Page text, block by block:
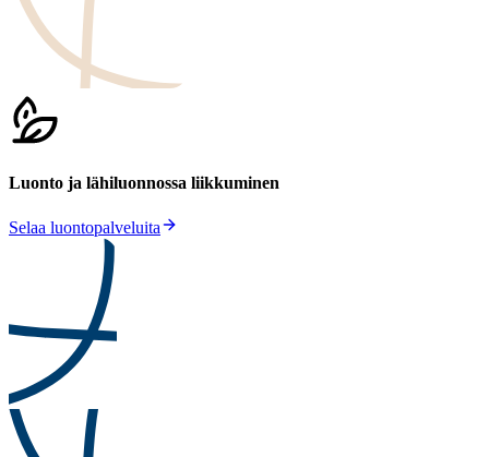
Luonto ja lähiluonnossa liikkuminen
Selaa luontopalveluita